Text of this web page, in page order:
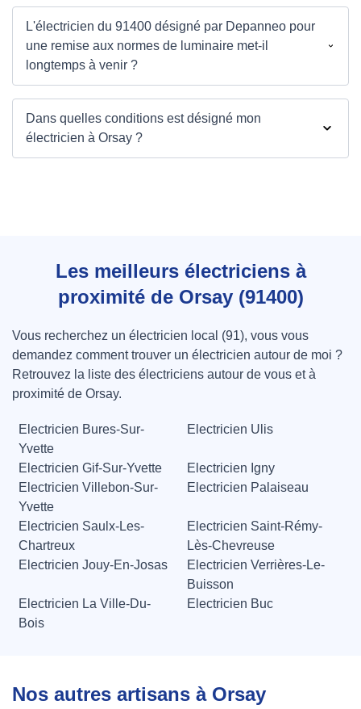
L'électricien du 91400 désigné par Depanneo pour
une remise aux normes de luminaire met-il
longtemps à venir ?
Dans quelles conditions est désigné mon
électricien à Orsay ?
Les meilleurs électriciens à
proximité de Orsay (91400)
Vous recherchez un électricien local (91), vous vous
demandez comment trouver un électricien autour de moi ?
Retrouvez la liste des électriciens autour de vous et à
proximité de Orsay.
Electricien Bures-Sur-
Yvette
Electricien Ulis
Electricien Gif-Sur-Yvette
Electricien Igny
Electricien Villebon-Sur-
Yvette
Electricien Palaiseau
Electricien Saulx-Les-
Chartreux
Electricien Saint-Rémy-
Lès-Chevreuse
Electricien Jouy-En-Josas
Electricien Verrières-Le-
Buisson
Electricien La Ville-Du-
Bois
Electricien Buc
Nos autres artisans à Orsay